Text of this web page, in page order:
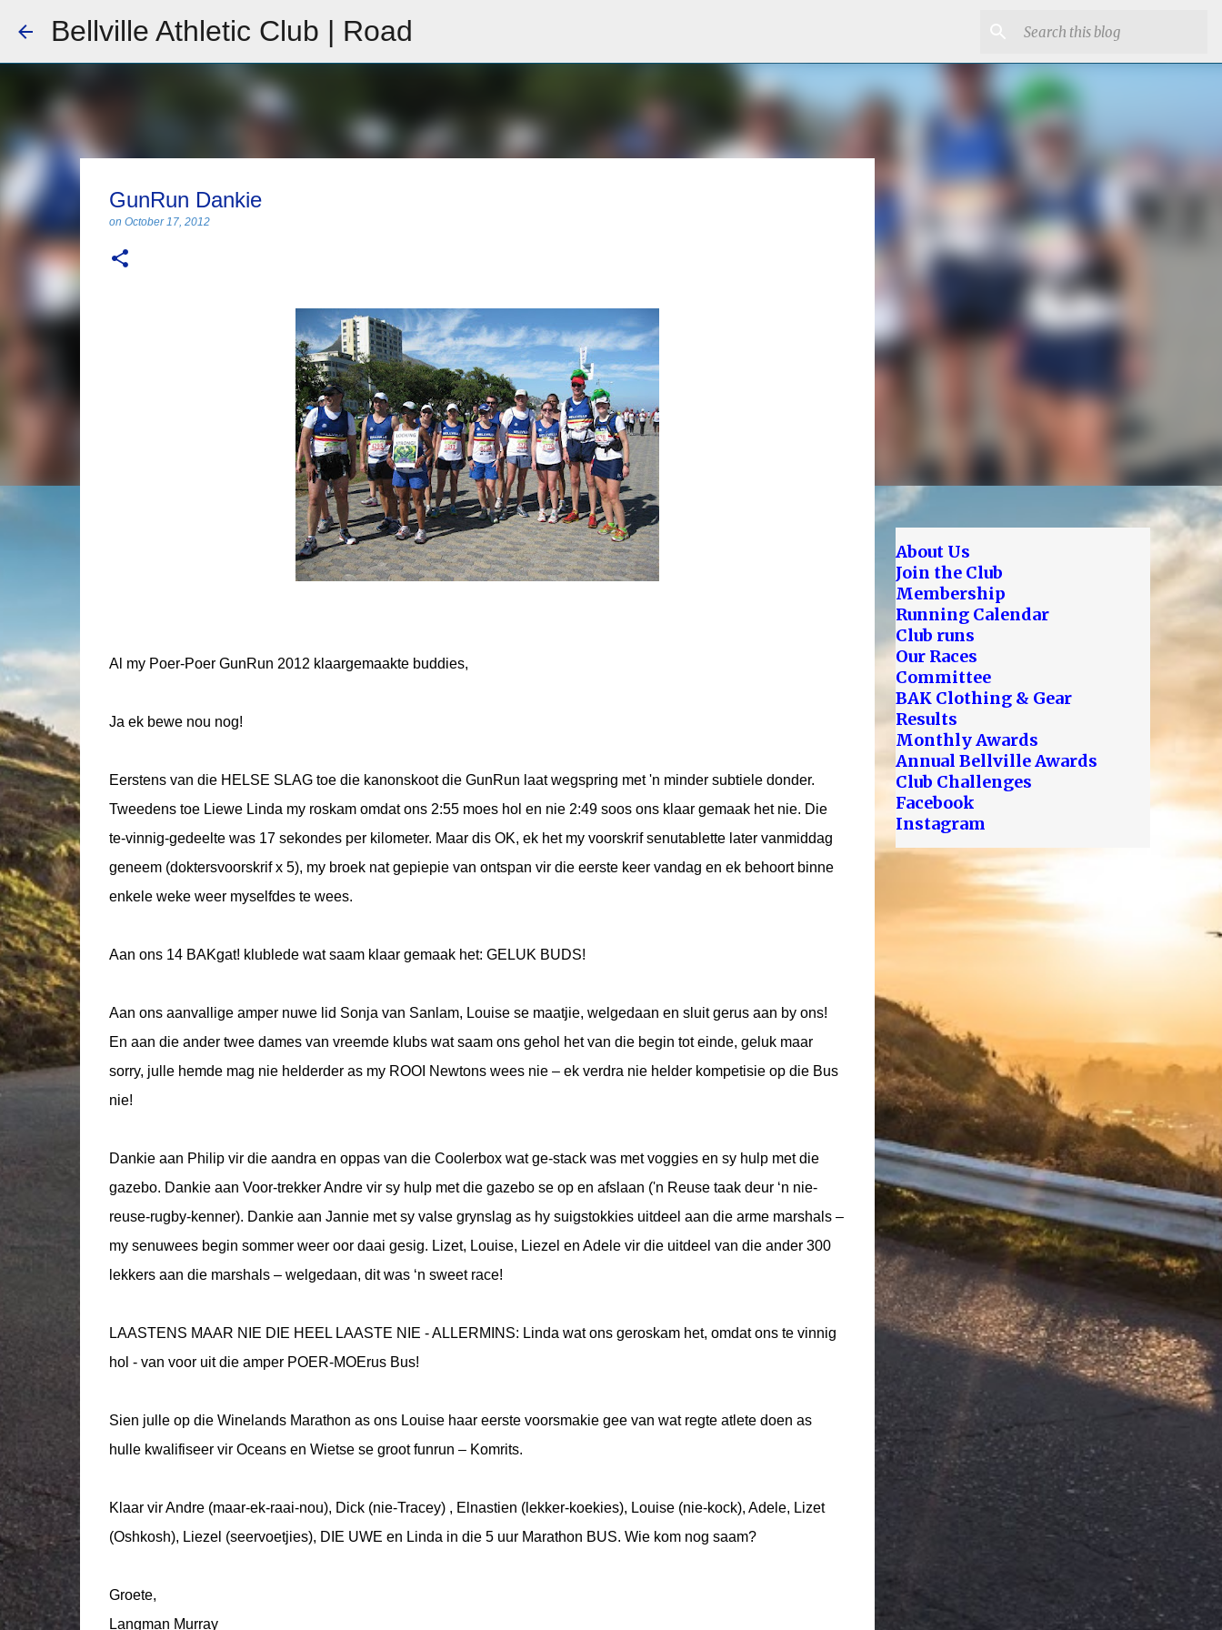
Bellville Athletic Club | Road
GunRun Dankie
on October 17, 2012
Al my Poer-Poer GunRun 2012 klaargemaakte buddies,
Ja ek bewe nou nog!
Eerstens van die HELSE SLAG toe die kanonskoot die GunRun laat wegspring met 'n minder subtiele donder.
Tweedens toe Liewe Linda my roskam omdat ons 2:55 moes hol en nie 2:49 soos ons klaar gemaak het nie. Die
te-vinnig-gedeelte was 17 sekondes per kilometer. Maar dis OK, ek het my voorskrif senutablette later vanmiddag
geneem (doktersvoorskrif x 5), my broek nat gepiepie van ontspan vir die eerste keer vandag en ek behoort binne
enkele weke weer myselfdes te wees.
Aan ons 14 BAKgat! klublede wat saam klaar gemaak het: GELUK BUDS!
Aan ons aanvallige amper nuwe lid Sonja van Sanlam, Louise se maatjie, welgedaan en sluit gerus aan by ons!
En aan die ander twee dames van vreemde klubs wat saam ons gehol het van die begin tot einde, geluk maar
sorry, julle hemde mag nie helderder as my ROOI Newtons wees nie – ek verdra nie helder kompetisie op die Bus
nie!
Dankie aan Philip vir die aandra en oppas van die Coolerbox wat ge-stack was met voggies en sy hulp met die
gazebo. Dankie aan Voor-trekker Andre vir sy hulp met die gazebo se op en afslaan ('n Reuse taak deur ‘n nie-
reuse-rugby-kenner). Dankie aan Jannie met sy valse grynslag as hy suigstokkies uitdeel aan die arme marshals –
my senuwees begin sommer weer oor daai gesig. Lizet, Louise, Liezel en Adele vir die uitdeel van die ander 300
lekkers aan die marshals – welgedaan, dit was ‘n sweet race!
LAASTENS MAAR NIE DIE HEEL LAASTE NIE - ALLERMINS: Linda wat ons geroskam het, omdat ons te vinnig
hol - van voor uit die amper POER-MOErus Bus!
Sien julle op die Winelands Marathon as ons Louise haar eerste voorsmakie gee van wat regte atlete doen as
hulle kwalifiseer vir Oceans en Wietse se groot funrun – Komrits.
Klaar vir Andre (maar-ek-raai-nou), Dick (nie-Tracey) , Elnastien (lekker-koekies), Louise (nie-kock), Adele, Lizet
(Oshkosh), Liezel (seervoetjies), DIE UWE en Linda in die 5 uur Marathon BUS. Wie kom nog saam?
Groete,
Langman Murray
About Us
Join the Club
Membership
Running Calendar
Club runs
Our Races
Committee
BAK Clothing & Gear
Results
Monthly Awards
Annual Bellville Awards
Club Challenges
Facebook
Instagram